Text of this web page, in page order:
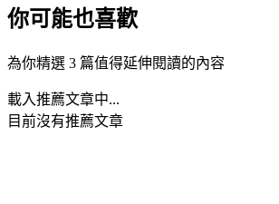
你可能也喜歡
為你精選 3 篇值得延伸閱讀的內容
載入推薦文章中...
目前沒有推薦文章